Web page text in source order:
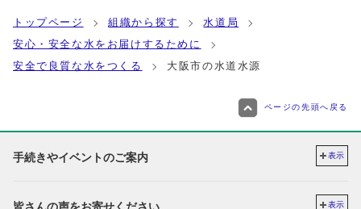
トップページ 組織から探す
水道局
安心・安全な水をお届けするために
安全で良質な水をつくる
大阪市の水道水源
ページの先頭へ戻る
手続きやイベントのご案内 表示
皆さんの声をお寄せください 表示